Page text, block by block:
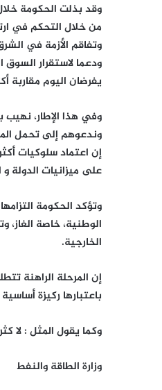
وقد بذلت الحكومة
من خلال التحكم في
وتفاقم الأزمة في
ودعما لاستقرار السوق
يفرضان اليوم مقاربة
وفي هذا الإطار،
وندعوهم إلى تحمل
إن اعتماد سلوكيات
على ميزانيات الدولة
وتؤكد الحكومة
الوطنية، خاصة الغاز،
الخارجية.
إن المرحلة الراهنة
باعتبارها ركيزة
وكما يقول المثل : لا
وزارة الطاقة والنفط